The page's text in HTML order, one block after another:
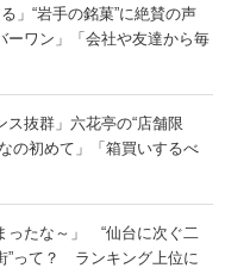
」“岩手の銘菓”に絶賛の声
ーワン」「会社や友達から毎
ス抜群」六花亭の“店舗限
の初めて」「箱買いするべ
ったな～」 “仙台に次ぐ二
”って？ ランキング上位に